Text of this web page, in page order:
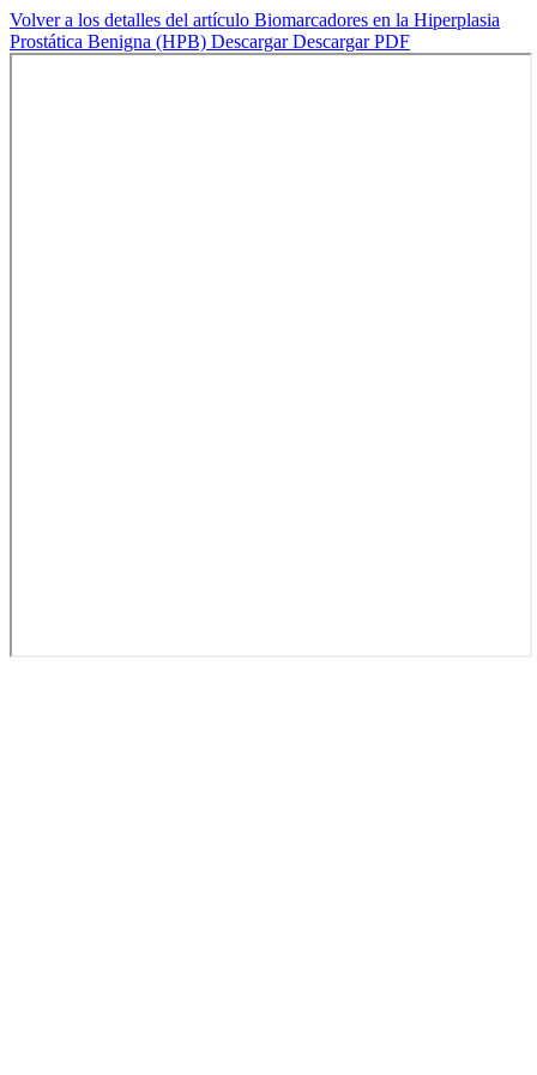
Volver a los detalles del artículo Biomarcadores en la Hiperplasia
Prostática Benigna (HPB) DescargarDescargar PDF